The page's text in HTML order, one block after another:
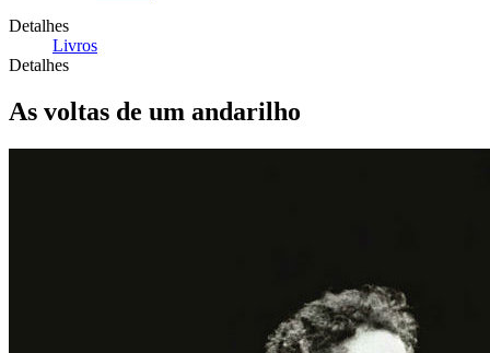
Detalhes
Livros
Detalhes
As voltas de um andarilho